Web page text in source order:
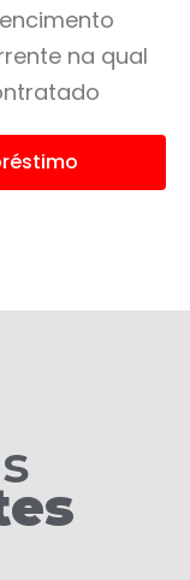
na qual